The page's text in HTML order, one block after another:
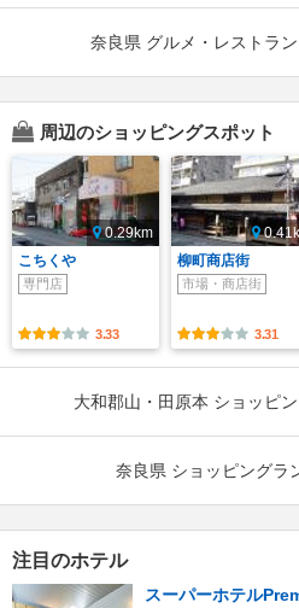
奈良県 グルメ・レストラ
周辺のショッピングスポット
0.29km
こちくや
専門店
3.33
柳町商店街
市場・商店街
3.31
大和郡山・田原本 ショッピ
奈良県 ショッピングラ
注目のホテル
スーパーホテル